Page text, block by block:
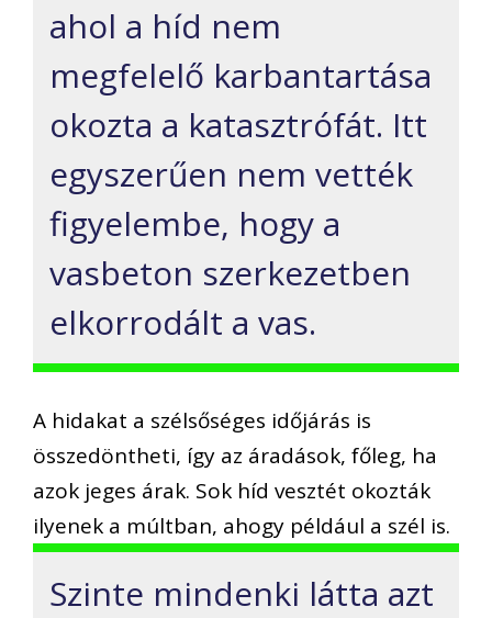
ahol a híd nem
megfelelő karbantartása
okozta a katasztrófát. Itt
egyszerűen nem vették
figyelembe, hogy a
vasbeton szerkezetben
elkorrodált a vas.
A hidakat a szélsőséges időjárás is
összedöntheti, így az áradások, főleg, ha
azok jeges árak. Sok híd vesztét okozták
ilyenek a múltban, ahogy például a szél is.
Szinte mindenki látta azt